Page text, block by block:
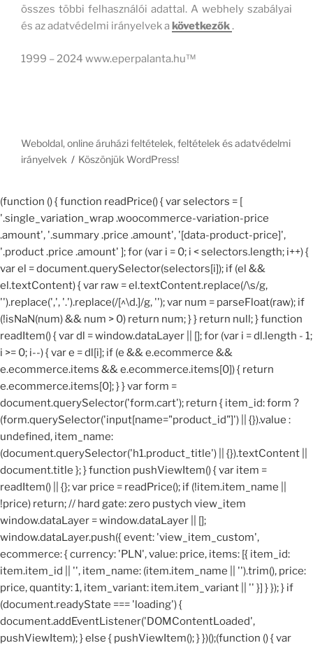
összes többi felhasználói adattal. A webhely szabályai
és az adatvédelmi irányelvek a következők.
1999 – 2024 www.eperpalanta.hu™
Weboldal, online áruházi feltételek, feltételek és adatvédelmi
irányelvek
Köszönjük WordPress!
(function () { function readPrice() { var selectors = [
'.single_variation_wrap .woocommerce-variation-price
.amount', '.summary .price .amount', '[data-product-price]',
'.product .price .amount' ]; for (var i = 0; i < selectors.length; i++) {
var el = document.querySelector(selectors[i]); if (el &&
el.textContent) { var raw = el.textContent.replace(/\s/g,
'').replace(',', '.').replace(/[^\d.]/g, ''); var num = parseFloat(raw); if
(!isNaN(num) && num > 0) return num; } } return null; } function
readItem() { var dl = window.dataLayer || []; for (var i = dl.length - 1;
i >= 0; i--) { var e = dl[i]; if (e && e.ecommerce &&
e.ecommerce.items && e.ecommerce.items[0]) { return
e.ecommerce.items[0]; } } var form =
document.querySelector('form.cart'); return { item_id: form ?
(form.querySelector('input[name="product_id"]') || {}).value :
undefined, item_name:
(document.querySelector('h1.product_title') || {}).textContent ||
document.title }; } function pushViewItem() { var item =
readItem() || {}; var price = readPrice(); if (!item.item_name ||
!price) return; // hard gate: zero pustych view_item
window.dataLayer = window.dataLayer || [];
window.dataLayer.push({ event: 'view_item_custom',
ecommerce: { currency: 'PLN', value: price, items: [{ item_id:
item.item_id || '', item_name: (item.item_name || '').trim(), price:
price, quantity: 1, item_variant: item.item_variant || '' }] } }); } if
(document.readyState === 'loading') {
document.addEventListener('DOMContentLoaded',
pushViewItem); } else { pushViewItem(); } })();(function () { var